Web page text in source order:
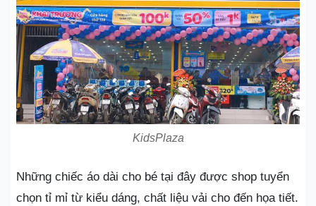
KidsPlaza
Những chiếc áo dài cho bé tại đây được shop tuyển
chọn tỉ mỉ từ kiểu dáng, chất liệu vải cho đến họa tiết.